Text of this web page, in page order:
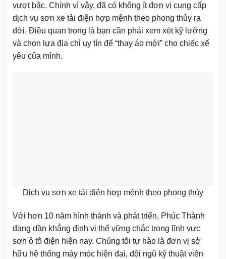
vượt bậc. Chính vì vậy, đã có không ít đơn vị cung cấp
dịch vụ sơn xe tải điện hợp mệnh theo phong thủy ra
đời. Điều quan trọng là bạn cần phải xem xét kỹ lưỡng
và chọn lựa địa chỉ uy tín để “thay áo mới” cho chiếc xế
yêu của mình.
Dịch vụ sơn xe tải điện hợp mệnh theo phong thủy
Với hơn 10 năm hình thành và phát triển, Phúc Thành
đang dần khẳng định vị thế vững chắc trong lĩnh vực
sơn ô tô điện hiện nay. Chúng tôi tự hào là đơn vị sở
hữu hệ thống máy móc hiện đại, đội ngũ kỹ thuật viên